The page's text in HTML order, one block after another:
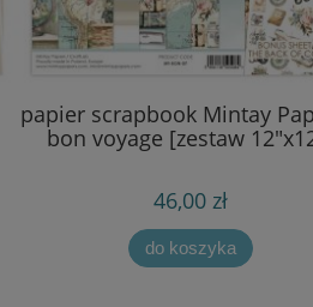
papier scrapbook Mintay
bon voyage [zestaw
46,00 zł
do koszyka